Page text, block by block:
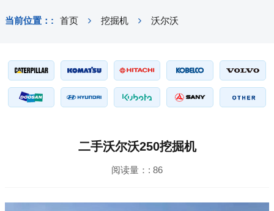
当前位置：: 首页 挖掘机 沃尔沃
二手沃尔沃250挖掘机
阅读量：: 86